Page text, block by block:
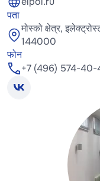
पता
मोस्को क्षेत्र,
144000
फोन
+7 (496) 574-40-